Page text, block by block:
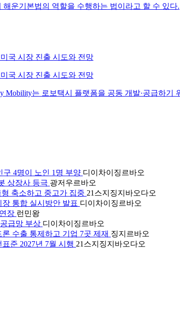
운기본법의 역할을 수행하는 법이라고 할 수 있다.
구 4명이 노인 1명 부양디이차이징르바오
상장사 등극광저우르바오
축소하고 중고가 집중21스지징지바오다오
통합 실시방안 발표
장런민왕
급망 부상디이차이징르바오
수출 통제하고 기업 7곳 제재징지르바오